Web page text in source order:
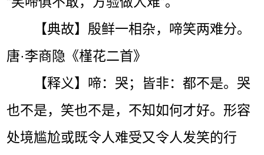
【典故】殷鲜一相杂，啼笑两难分。
唐·李商隐《槿花二首》
【释义】啼：哭；皆非：都不是。哭
也不是，笑也不是，不知如何才好。形容
处境尴尬或既令人难受又令人发笑的行